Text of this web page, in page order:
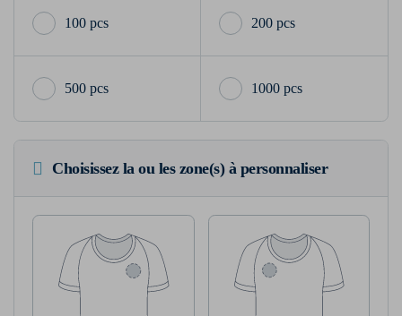
100 pcs 200 pcs
500 pcs 1000 pcs
Choisissez la ou les zone(s) à personnaliser